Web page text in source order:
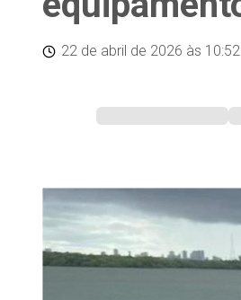
22 de abril de 2026 às